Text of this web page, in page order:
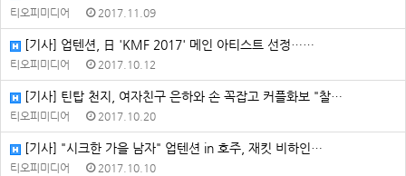
티오피미디어 2017.11.09
[기사] 업텐션, 日 'KMF 2017' 메인 아티스트 선정……
티오피미디어 2017.10.12
[기사] 틴탑 천지, 여자친구 은하와 손 꼭잡고 커플화보 "찰…
티오피미디어 2017.10.20
[기사] "시크한 가을 남자" 업텐션 in 호주, 재킷 비하인…
티오피미디어 2017.10.10